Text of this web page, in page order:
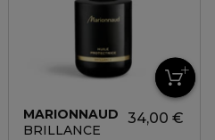
MARIONNAUD
BRILLANCE
34,00 €